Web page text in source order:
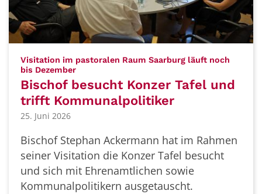
Visitation im pastoralen Raum Saarburg läuft noch
bis Dezember:
Bischof besucht Konzer Tafel und
trifft Kommunalpolitiker
25. Juni 2026
Bischof Stephan Ackermann hat im Rahmen
seiner Visitation die Konzer Tafel besucht
und sich mit Ehrenamtlichen sowie
Kommunalpolitikern ausgetauscht.